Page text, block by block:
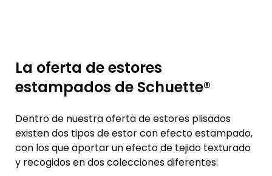
La oferta de estores
estampados de Schuette®
Dentro de nuestra oferta de estores plisados
existen dos tipos de estor con efecto estampado,
con los que aportar un efecto de tejido texturado
y recogidos en dos colecciones diferentes: